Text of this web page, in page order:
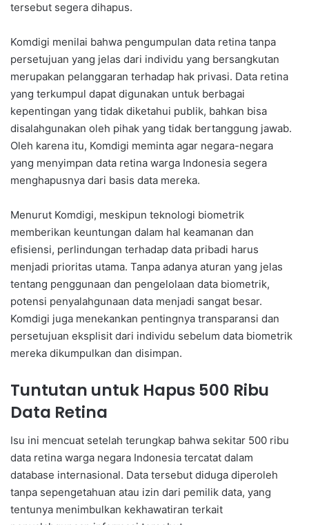
tersebut segera dihapus.
Komdigi menilai bahwa pengumpulan data retina tanpa
persetujuan yang jelas dari individu yang bersangkutan
merupakan pelanggaran terhadap hak privasi. Data retina
yang terkumpul dapat digunakan untuk berbagai
kepentingan yang tidak diketahui publik, bahkan bisa
disalahgunakan oleh pihak yang tidak bertanggung jawab.
Oleh karena itu, Komdigi meminta agar negara-negara
yang menyimpan data retina warga Indonesia segera
menghapusnya dari basis data mereka.
Menurut Komdigi, meskipun teknologi biometrik
memberikan keuntungan dalam hal keamanan dan
efisiensi, perlindungan terhadap data pribadi harus
menjadi prioritas utama. Tanpa adanya aturan yang jelas
tentang penggunaan dan pengelolaan data biometrik,
potensi penyalahgunaan data menjadi sangat besar.
Komdigi juga menekankan pentingnya transparansi dan
persetujuan eksplisit dari individu sebelum data biometrik
mereka dikumpulkan dan disimpan.
Tuntutan untuk Hapus 500 Ribu
Data Retina
Isu ini mencuat setelah terungkap bahwa sekitar 500 ribu
data retina warga negara Indonesia tercatat dalam
database internasional. Data tersebut diduga diperoleh
tanpa sepengetahuan atau izin dari pemilik data, yang
tentunya menimbulkan kekhawatiran terkait